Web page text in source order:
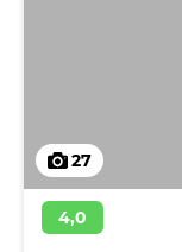
27
4,0